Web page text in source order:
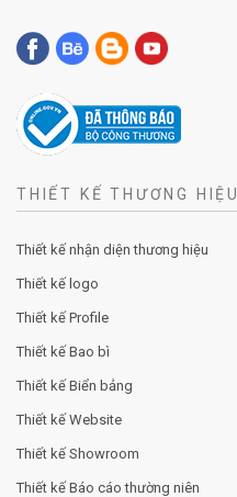
THIẾT KẾ THƯƠNG HIỆU
Thiết kế nhận diện thương hiệu
Thiết kế logo
Thiết kế Profile
Thiết kế Bao bì
Thiết kế Biển bảng
Thiết kế Website
Thiết kế Showroom
Thiết kế Báo cáo thường niên